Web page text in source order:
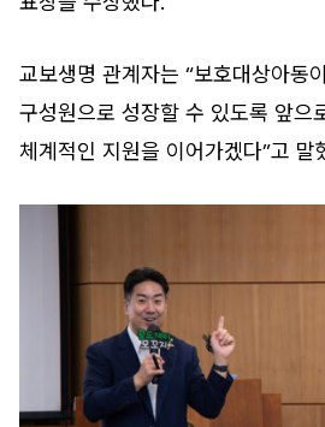
교보생명 관계자는 “보호대상아동
구성원으로 성장할 수 있도록 앞으
체계적인 지원을 이어가겠다”고 말